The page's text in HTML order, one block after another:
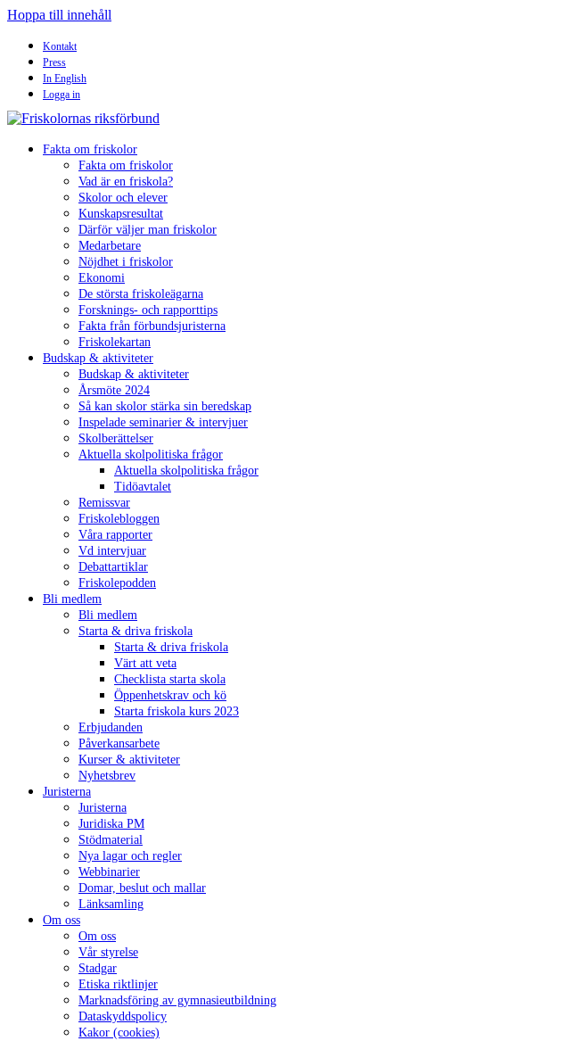
Hoppa till innehåll
Kontakt
Press
In English
Logga in
Fakta om friskolor
Fakta om friskolor
Vad är en friskola?
Skolor och elever
Kunskapsresultat
Därför väljer man friskolor
Medarbetare
Nöjdhet i friskolor
Ekonomi
De största friskoleägarna
Forsknings- och rapporttips
Fakta från förbundsjuristerna
Friskolekartan
Budskap & aktiviteter
Budskap & aktiviteter
Årsmöte 2024
Så kan skolor stärka sin beredskap
Inspelade seminarier & intervjuer
Skolberättelser
Aktuella skolpolitiska frågor
Aktuella skolpolitiska frågor
Tidöavtalet
Remissvar
Friskolebloggen
Våra rapporter
Vd intervjuar
Debattartiklar
Friskolepodden
Bli medlem
Bli medlem
Starta & driva friskola
Starta & driva friskola
Värt att veta
Checklista starta skola
Öppenhetskrav och kö
Starta friskola kurs 2023
Erbjudanden
Påverkansarbete
Kurser & aktiviteter
Nyhetsbrev
Juristerna
Juristerna
Juridiska PM
Stödmaterial
Nya lagar och regler
Webbinarier
Domar, beslut och mallar
Länksamling
Om oss
Om oss
Vår styrelse
Stadgar
Etiska riktlinjer
Marknadsföring av gymnasieutbildning
Dataskyddspolicy
Kakor (cookies)